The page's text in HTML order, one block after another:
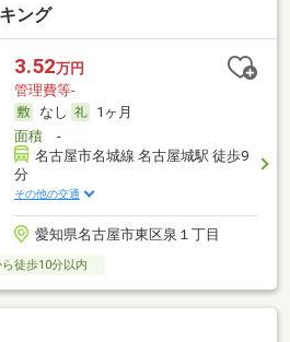
ング
3.52万円
管理費等-
なし
1ヶ月
面積-
名古屋市名城線 名古屋城駅 徒歩9
分
その他の交通
愛知県名古屋市東区泉１丁目
徒歩10分以内